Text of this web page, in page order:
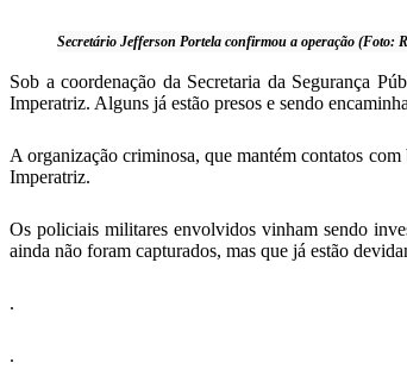
Secretário Jefferson Portela confirmou a operação (Foto:
Sob a coordenação da Secretaria da Segurança
Imperatriz. Alguns já estão presos e sendo
A organização criminosa, que mantém contatos
Imperatriz.
Os policiais militares envolvidos vinham sendo
ainda não foram capturados, mas que já estão
.
.